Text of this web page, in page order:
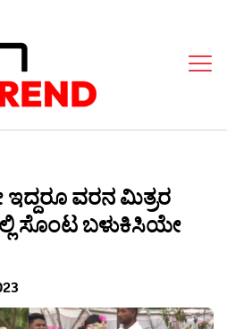
ಇದ್ದರೂ ವರನ ಮಿತ್ರರ
ಸೊಂಟ ಬಳುಕಿಸಿಯೇ